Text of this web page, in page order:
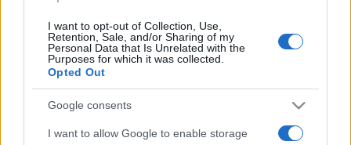
I want to opt-out of Collection, Use,
Retention, Sale, and/or Sharing of my
Personal Data that Is Unrelated with the
Purposes for which it was collected.
Opted Out
Google consents
I want to allow Google to enable storage
XIX. századi Balatonfüreden
színháztörténeti konferencia kötetbe rendezett anyagát a
városi múzeumban. Másnap pedig a 10. Jókai kiskönyvvel
ismerkedhetnek meg az érdeklődők a szerkesztő,
tekinteni.